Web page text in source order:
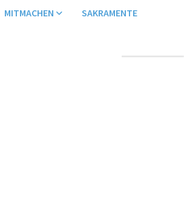
MITMACHEN SAKRAMENTE